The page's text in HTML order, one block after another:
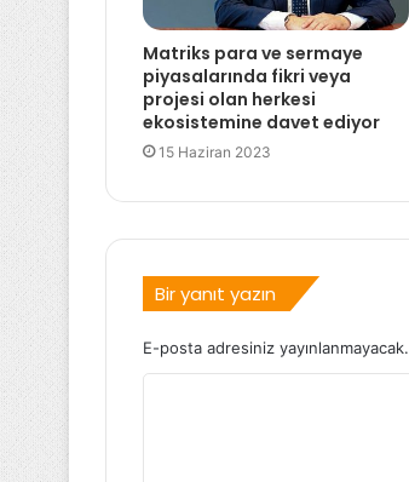
Matriks para ve sermaye
piyasalarında fikri veya
projesi olan herkesi
ekosistemine davet ediyor
15 Haziran 2023
Bir yanıt yazın
E-posta adresiniz yayınlanmayacak.